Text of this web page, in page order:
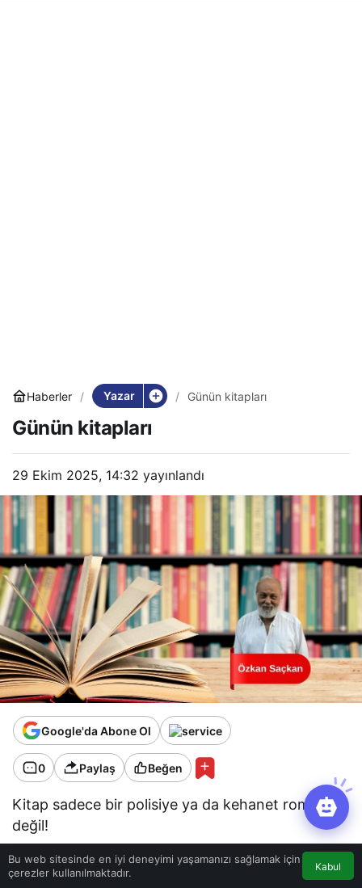
Haberler Yazar Günün kitapları
Günün kitapları
29 Ekim 2025, 14:32 yayınlandı
Google'da Abone Ol
0 Paylaş Beğen
Kitap sadece bir polisiye ya da kehanet romanı
değil!
Bu web sitesinde en iyi deneyimi yaşamanızı sağlamak için
çerezler kullanılmaktadır.
Kabul